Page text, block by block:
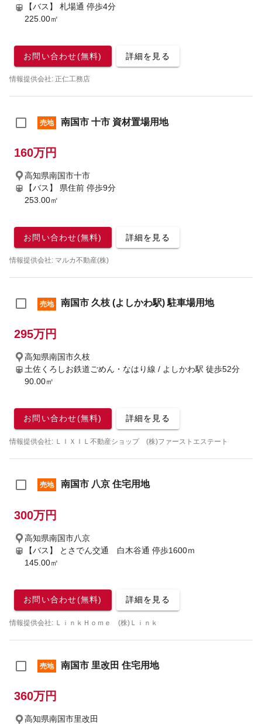
【バス】 札場通 停歩4分
225.00㎡
お問い合わせ(無料) 詳細を見る
情報提供会社: 正仁工務店
売地 南国市 十市 資材置場用地
160万円
高知県南国市十市
【バス】 県住前 停歩9分
253.00㎡
お問い合わせ(無料) 詳細を見る
情報提供会社: マルカ不動産(株)
売地 南国市 久枝 (よしかわ駅) 駐車場用地
295万円
高知県南国市久枝
土佐くろしお鉄道ごめん・なはり線 / よしかわ駅 徒歩52分
90.00㎡
お問い合わせ(無料) 詳細を見る
情報提供会社: ＬＩＸＩＬ不動産ショップ (株)ファーストエステート
売地 南国市 八京 住宅用地
300万円
高知県南国市八京
【バス】 とさでん交通 白木谷通 停歩1600ｍ
145.00㎡
お問い合わせ(無料) 詳細を見る
情報提供会社: ＬｉｎｋＨｏｍｅ (株)Ｌｉｎｋ
売地 南国市 里改田 住宅用地
360万円
高知県南国市里改田